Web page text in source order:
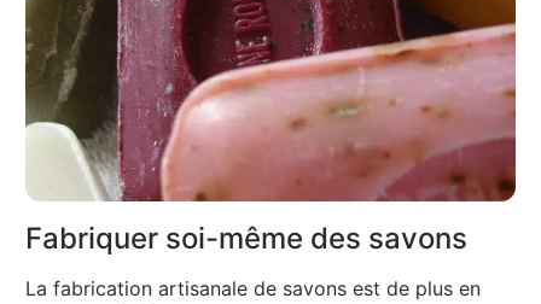
Fabriquer soi-même des savons
La fabrication artisanale de savons est de plus en